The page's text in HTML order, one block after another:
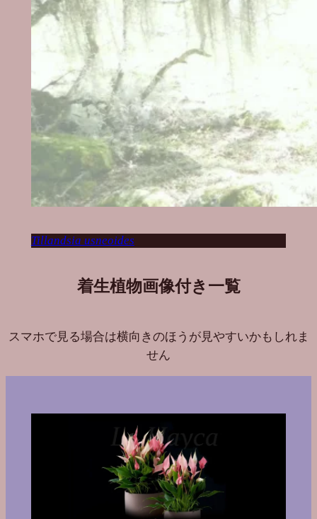
Tillandsia usneoides
着生植物画像付き一覧
スマホで見る場合は横向きのほうが見やすいかもしれま
せん